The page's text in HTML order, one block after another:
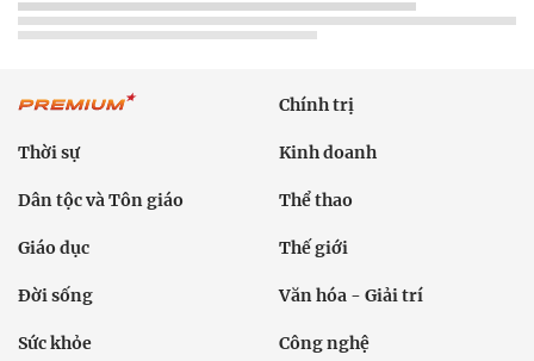
Chính trị
Thời sự Kinh doanh
Dân tộc và Tôn giáo Thể thao
Giáo dục Thế giới
Đời sống Văn hóa - Giải trí
Sức khỏe Công nghệ